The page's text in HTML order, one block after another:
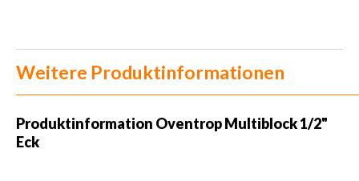
Weitere Produktinformationen
Produktinformation Oventrop Multiblock 1/2"
Eck